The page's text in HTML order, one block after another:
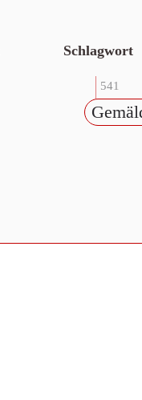
Schlagwort
541